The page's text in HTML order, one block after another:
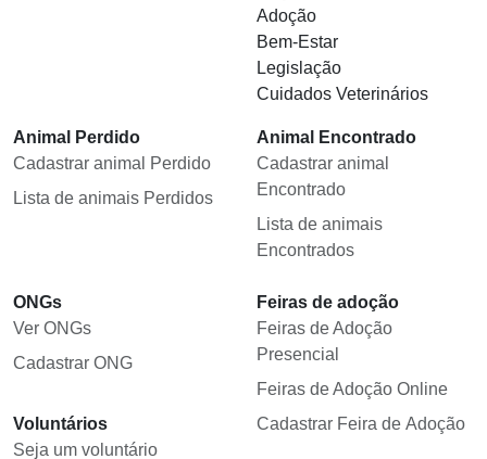
Adoção
Bem-Estar
Legislação
Cuidados Veterinários
Animal Perdido
Cadastrar animal Perdido
Lista de animais Perdidos
Animal Encontrado
Cadastrar animal
Encontrado
Lista de animais
Encontrados
ONGs
Ver ONGs
Cadastrar ONG
Voluntários
Seja um voluntário
Feiras de adoção
Feiras de Adoção
Presencial
Feiras de Adoção Online
Cadastrar Feira de Adoção